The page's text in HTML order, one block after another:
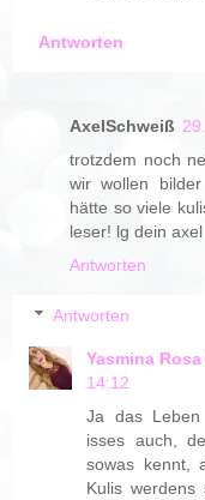
Antworten
AxelSchweiß
trotzdem noch
wir wollen
hätte so viele
leser! lg dein axel
Antworten
Antworten
Yasmina
14:12
Ja das
isses auch,
sowas kennt,
Kulis